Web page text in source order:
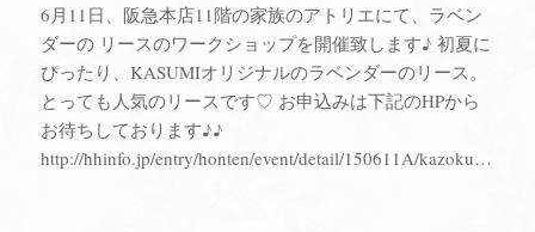
6月11日、阪急本店11階の家族のアトリエにて、ラベン
ダーの リースのワークショップを開催致します♪ 初夏に
ぴったり、KASUMIオリジナルのラベンダーのリース。
とっても人気のリースです♡ お申込みは下記のHPから
お待ちしております♪♪
http://hhinfo.jp/entry/honten/event/detail/150611A/kazokunoatorie